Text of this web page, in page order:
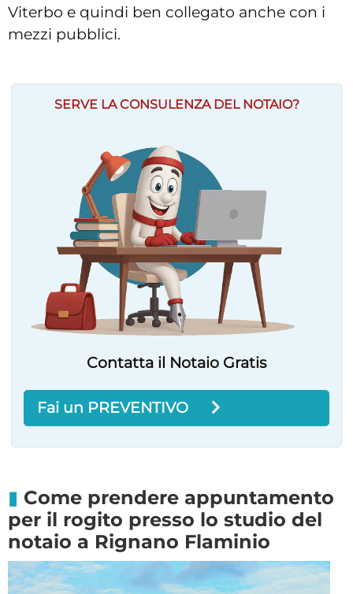
Viterbo e quindi ben collegato anche con i
mezzi pubblici.
SERVE LA CONSULENZA DEL NOTAIO?
Contatta il Notaio Gratis
Fai un PREVENTIVO
Come prendere appuntamento
per il rogito presso lo studio del
notaio a Rignano Flaminio